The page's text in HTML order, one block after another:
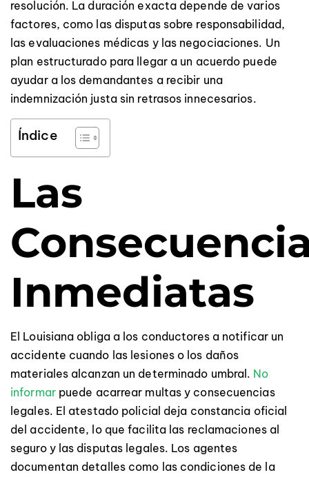
resolución. La duración exacta depende de varios
factores, como las disputas sobre responsabilidad,
las evaluaciones médicas y las negociaciones. Un
plan estructurado para llegar a un acuerdo puede
ayudar a los demandantes a recibir una
indemnización justa sin retrasos innecesarios.
Índice
Las
Inmediatas
El Louisiana obliga a los conductores a notificar un
accidente cuando las lesiones o los daños
materiales alcanzan un determinado umbral. No
informarpuede acarrear multas y consecuencias
legales. El atestado policial deja constancia oficial
del accidente, lo que facilita las reclamaciones al
seguro y las disputas legales. Los agentes
documentan detalles como las condiciones de la